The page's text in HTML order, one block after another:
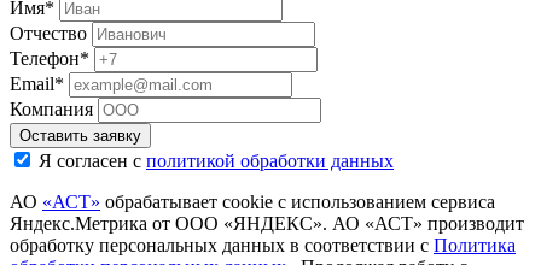
Имя*
Отчество
Телефон*
Email*
Компания
Оставить заявку
Я согласен с политикой обработки данных
АО «АСТ» обрабатывает cookie с использованием сервиса
Яндекс.Метрика от ООО «ЯНДЕКС». АО «АСТ» производит
обработку персональных данных в соответствии с Политика